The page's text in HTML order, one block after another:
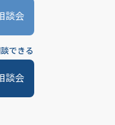
談会
できる
談会